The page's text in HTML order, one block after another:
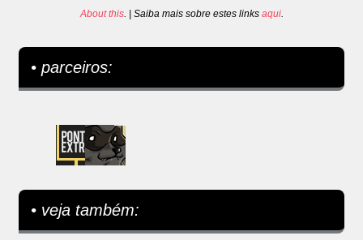
About this. | Saiba mais sobre estes links aqui.
• parceiros:
• veja também: